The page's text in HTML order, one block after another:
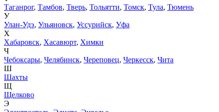
Таганрог, Тамбов, Тверь, Тольятти, Томск, Тула, Тюмень
У
Улан-Удэ, Ульяновск, Уссурийск, Уфа
Х
Хабаровск, Хасавюрт, Химки
Ч
Чебоксары, Челябинск, Череповец, Черкесск, Чита
Ш
Шахты
Щ
Щелково
Э